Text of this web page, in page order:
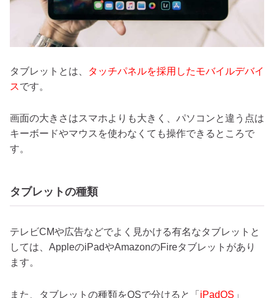
タブレットとは、
タッチパネルを採用したモバイルデバイ
スです。
画面の大きさはスマホよりも大きく、パソコンと違う点は
キーボードやマウスを使わなくても操作できるところで
す。
タブレットの種類
テレビCMや広告などでよく見かける有名なタブレットと
しては、AppleのiPadやAmazonのFireタブレットがあり
ます。
また、タブレットの種類をOSで分けると「 iPadOS 」